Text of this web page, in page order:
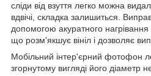
сліди від взуття легко можна
вдвічі, складка залишиться.
допомогою акуратного
що розм'якшує вініл і дозволяє
Мобільний інтер'єрний фотофон
згорнутому вигляді його діаметр